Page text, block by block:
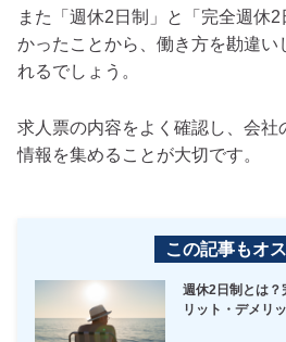
また「週休2日制」と「完全週休
かったことから、働き方を勘違い
れるでしょう。
求人票の内容をよく確認し、会社
情報を集めることが大切です。
この記事もオ
週休2日制とは？
リット・デメリ